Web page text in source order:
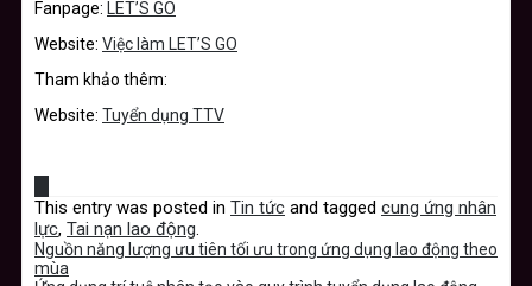
Fanpage: LET’S GO
Website: Việc làm LET’S GO
Tham khảo thêm:
Website: Tuyển dụng TTV
This entry was posted in Tin tức and tagged cung ứng nhân
lực, Tai nạn lao động.
Nguồn năng lượng ưu tiên tối ưu trong ứng dụng lao động theo
mùa